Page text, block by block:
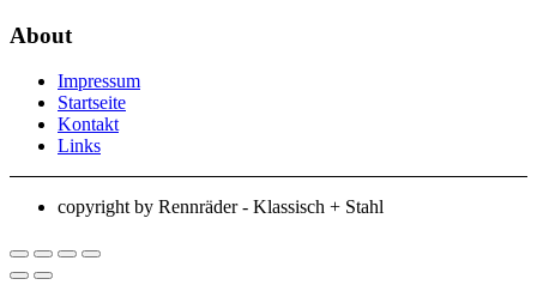
About
Impressum
Startseite
Kontakt
Links
copyright by Rennräder - Klassisch + Stahl